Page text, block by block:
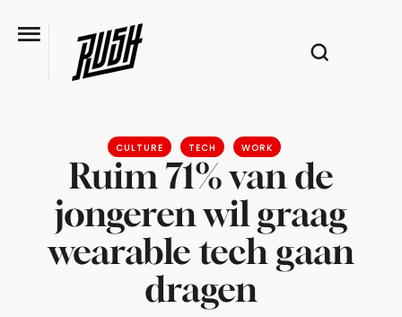
CULTURE TECH WORK
Ruim 71% van de
jongeren wil graag
wearable tech gaan
dragen